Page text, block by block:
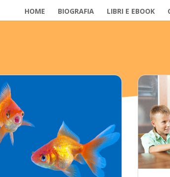
HOME BIOGRAFIA LIBRI E EBOOK